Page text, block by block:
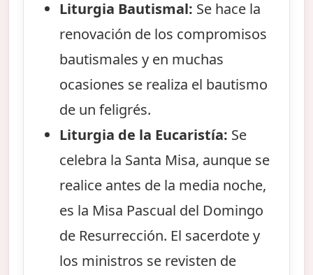
Liturgia Bautismal: Se hace la
renovación de los compromisos
bautismales y en muchas
ocasiones se realiza el bautismo
de un feligrés.
Liturgia de la Eucaristía: Se
celebra la Santa Misa, aunque se
realice antes de la media noche,
es la Misa Pascual del Domingo
de Resurrección. El sacerdote y
los ministros se revisten de